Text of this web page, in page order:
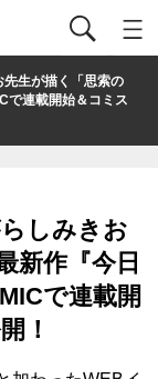
生が描く「思索の
で連載開始＆コミス
しみきお
新作『今日
で連載開
！